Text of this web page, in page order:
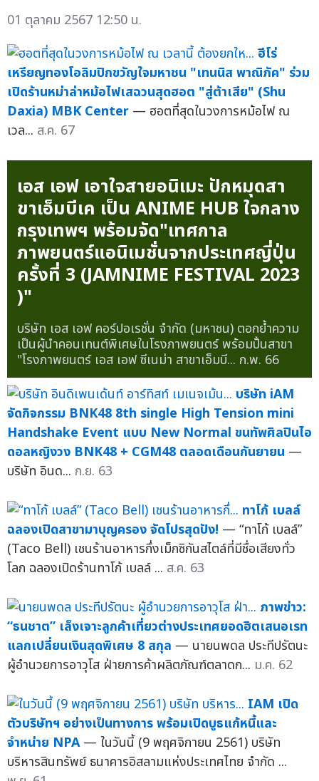
01 ตุลาคม 2567 12:50 น.
ฮีโร่
เหรียญทองโอลิมปิกขวัญใจมหาชน "เทนนิส พาณิภัค" ร่วม
เปิดร้านหม่าล่าหม้อไฟเสฉวนสุดฮอต "สู่ต้าเสีย" (Shu
Daxia) MBK Center — ฮอตที่สุดในวงการหม้อไฟ ณ
เวล... ส.ค. 67
เอส เอฟ เอาใจสายอนิเมะ ปักหมุดสา
ขาเอ็มบีเค เป็น ANIME HUB ใจกลาง
กรุงเทพฯ พร้อมจัด"เทศกาล
ภาพยนตร์แอนิเมชั่นจากประเทศญี่ปุ่น
ครั้งที่ 3 (JAMNIME FESTIVAL 2023
)"
บริษัท เอส เอฟ คอร์ปอเรชั่น จำกัด (มหาชน) ตอกย้ำความ
เป็นผู้นำคอนเทนต์พิเศษในโรงภาพยนตร์ พร้อมปั้นสาขา
"โรงภาพยนตร์ เอส เอฟ ซีเนม่า สาขาเอ็มบี... ก.พ. 66
บริษัท iAM
จัดกิจกรรม BNK48 8th single High Tension mini
Handshake Event แบบ New Normal ขนทัพศิลปินไอ
ดอลหญิงวง BNK48 + CGM48 ตลอดเดือนกันยายน —
บริษัท อินด... ก.ย. 63
ทาโก้ เบลล์
ฉลองเปิดสาขามาบุญครอง จัดโปรสุดปัง! — “ทาโก้ เบลล์”
(Taco Bell) เชนร้านอาหารกึ่งเม็กซิกันสไตล์ที่มีชื่อเสียงทั่ว
โลก ฉลองเปิดร้านทาโก้ เบลล์ ... ส.ค. 63
ภาพข่าว:
“ธนชาต” เล็งเจาะลูกค้าเที่ยวต่างประเทศยอดฮิตเสนอเรท
แลกเปลี่ยนเงินสุดพิเศษ 8 สกุล — นายนพดล ประทีปรัตนะ
ผู้อำนวยการอาวุโส ฝ่ายการค้าผลิตภัณฑ์ตลาดก... ม.ค. 62
IAM เปิด
ตัวบริษัทฯ อย่างเป็นทางการ พร้อมเปิดบูธแก้หนี้และ
จำหน่าย NPA — ในวันนี้ (9 พฤศจิกายน 2561) บริษัท
บริหารสินทรัพย์ ธนาคารอิสลามแห่งประเทศไทย จำกัด ...